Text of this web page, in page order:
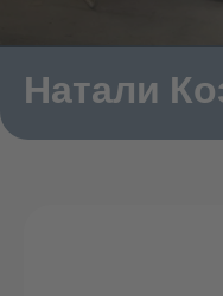
Натали